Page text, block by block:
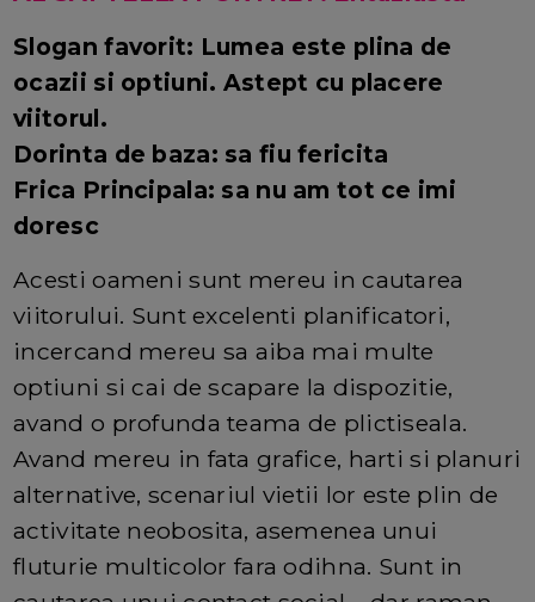
Slogan favorit: Lumea este plina de
ocazii si optiuni. Astept cu placere
viitorul.
Dorinta de baza: sa fiu fericita
Frica Principala: sa nu am tot ce imi
doresc
Acesti oameni sunt mereu in cautarea
viitorului. Sunt excelenti planificatori,
incercand mereu sa aiba mai multe
optiuni si cai de scapare la dispozitie,
avand o profunda teama de plictiseala.
Avand mereu in fata grafice, harti si planuri
alternative, scenariul vietii lor este plin de
activitate neobosita, asemenea unui
fluturie multicolor fara odihna. Sunt in